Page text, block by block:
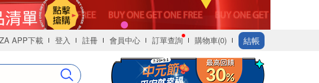
APP下載 登入 註冊 會員中心 訂單查詢 購物車(0) 結帳